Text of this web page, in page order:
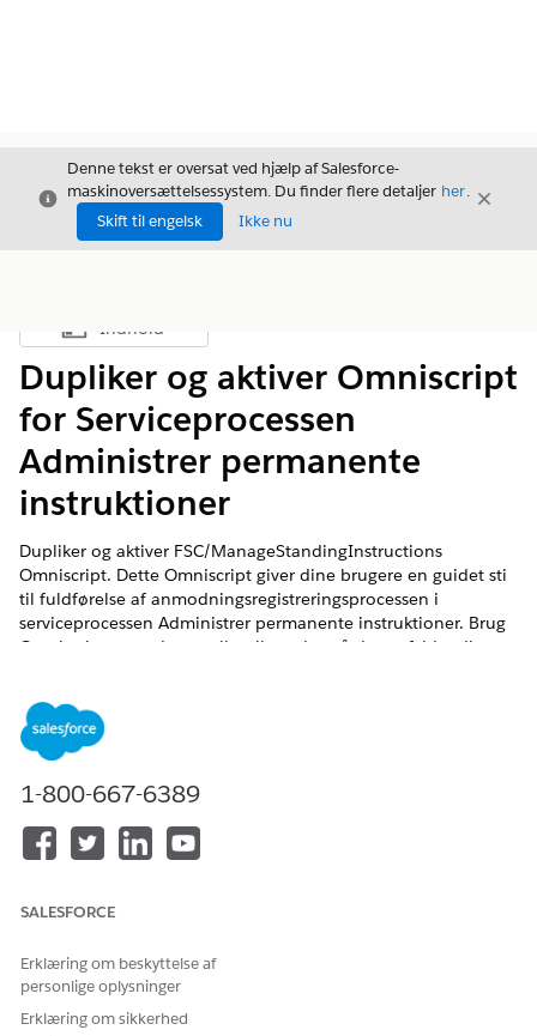
Luk
Denne tekst er oversat ved hjælp af Salesforce-
maskinoversættelsessystem. Du finder flere detaljer her.
Skift til engelsk
Ikke nu
Luk
Vis indholdsfortegnelse
Indhold
Dupliker og aktiver Omniscript
for Serviceprocessen
Administrer permanente
instruktioner
Dupliker og aktiver FSC/ManageStandingInstructions
Omniscript. Dette Omniscript giver dine brugere en guidet sti
til fuldførelse af anmodningsregistreringsprocessen i
serviceprocessen Administrer permanente instruktioner. Brug
Omniscript, som det er, eller tilpas det, så det opfylder dine
EDITIONSHEADING
Hvis du vil aktivere
Omniscript for Administrer
permanente instruktioner:
I Omnistudio-appen skal du fra navigationslinjen vælge
Det kan tage lidt tid, før Omniscripts-appen vises.
Hvis Standard Omnistudio-kørsel er inaktiveret, skal du
aktivere det.
1-800-667-6389
SALESFORCE
Erklæring om beskyttelse af
personlige oplysninger
Erklæring om sikkerhed